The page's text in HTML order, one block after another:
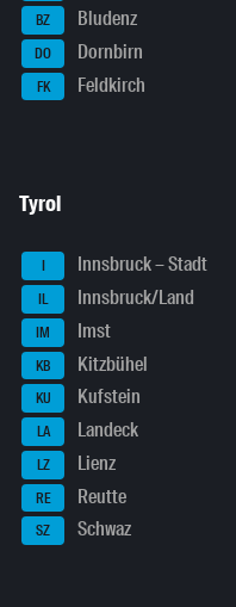
BZ Bludenz
DO Dornbirn
FK Feldkirch
Tyrol
I Innsbruck – Stadt
IL Innsbruck/Land
IM Imst
KB Kitzbühel
KU Kufstein
LA Landeck
LZ Lienz
RE Reutte
SZ Schwaz